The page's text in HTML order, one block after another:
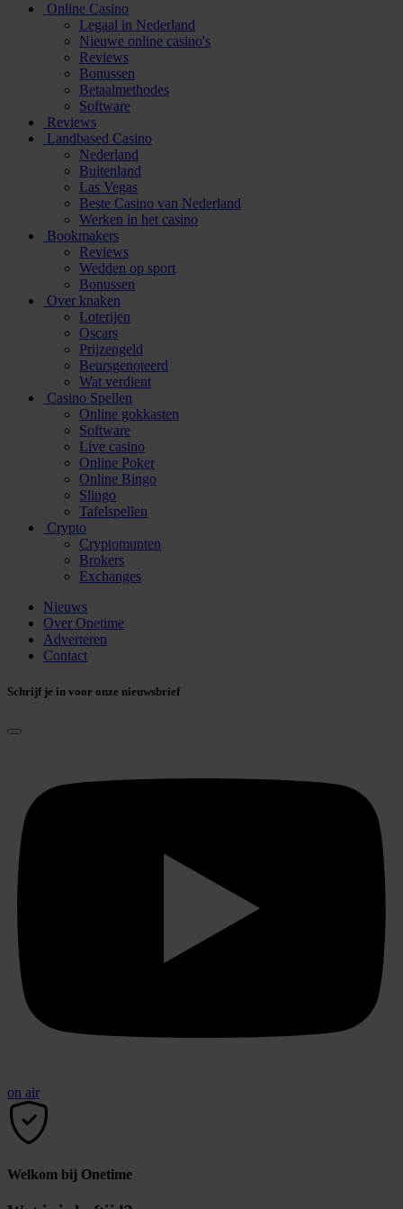
Online Casino
Legaal in Nederland
Nieuwe online casino's
Reviews
Bonussen
Betaalmethodes
Software
Reviews
Landbased Casino
Nederland
Buitenland
Las Vegas
Beste Casino van Nederland
Werken in het casino
Bookmakers
Reviews
Wedden op sport
Bonussen
Over knaken
Loterijen
Oscars
Prijzengeld
Beursgenoteerd
Wat verdient
Casino Spellen
Online gokkasten
Software
Live casino
Online Poker
Online Bingo
Slingo
Tafelspellen
Crypto
Cryptomunten
Brokers
Exchanges
Nieuws
Over Onetime
Adverteren
Contact
Schrijf je in voor onze nieuwsbrief
on air
Welkom bij Onetime